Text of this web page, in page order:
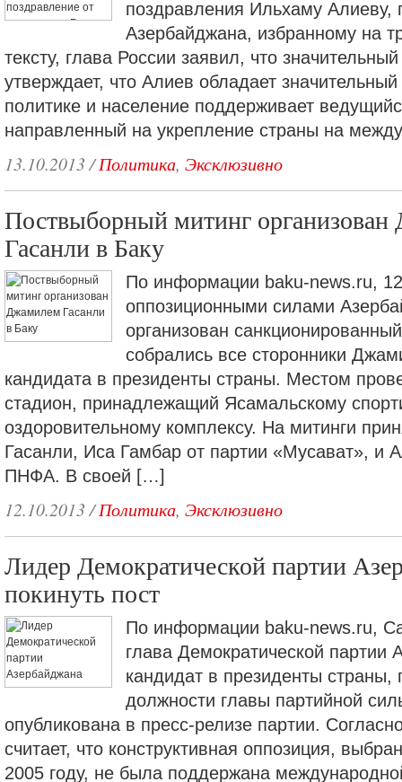
поздравления Ильхаму Алиеву,
Азербайджана, избранному на
тексту, глава России заявил, что
утверждает, что Алиев обладает
политике и население поддерживает
направленный на укрепление страны на
13.10.2013 /Политика, Эксклюзивно
Поствыборный митинг
Гасанли в Баку
По информации baku-news.ru,
оппозиционными силами
организован
собрались все сторонники
кандидата в президенты страны. Местом
стадион, принадлежащий Ясамальскому
оздоровительному комплексу. На митинги
Гасанли, Иса Гамбар от партии «Мусават», и
ПНФА. В своей […]
12.10.2013 /Политика, Эксклюзивно
Лидер Демократической партии
покинуть пост
По информации baku-news.ru,
глава Демократической партии
кандидат в президенты страны,
должности главы партийной
опубликована в пресс-релизе партии.
считает, что конструктивная оппозиция,
2005 году, не была поддержана